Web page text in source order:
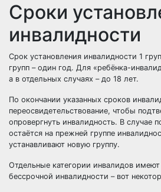
Сроки
инвалидности
Срок установления инвалидности 1
групп – один год. Для «ребёнка-
а в отдельных случаях – до 18 лет.
По окончании указанных сроков
переосвидетельствование, чтобы
опровергнуть инвалидность. В случае
остаётся на прежней группе
устанавливают новую группу.
Отдельные категории инвалидов
бессрочной инвалидности – вот